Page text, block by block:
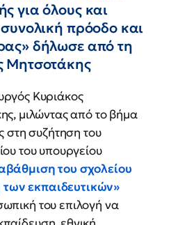
για όλους και
πρόοδο και
δήλωσε από τη
Μητσοτάκης
Κυριάκος
μιλώντας από το βήμα
στη συζήτηση του
του υπουργείου
του σχολείου
εκπαιδευτικών»
του επιλογή να